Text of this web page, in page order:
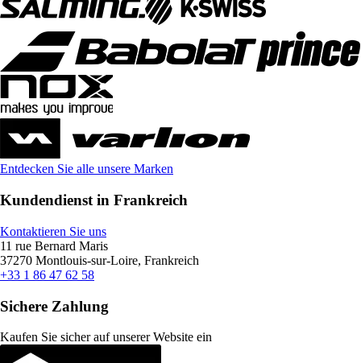
Entdecken Sie alle unsere Marken
Kundendienst in Frankreich
Kontaktieren Sie uns
11 rue Bernard Maris
37270 Montlouis-sur-Loire, Frankreich
+33 1 86 47 62 58
Sichere Zahlung
Kaufen Sie sicher auf unserer Website ein